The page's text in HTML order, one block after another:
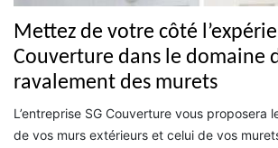
Mettez de votre côté
Couverture dans le domaine
ravalement des murets
L’entreprise SG Couverture vous proposera
de vos murs extérieurs et celui de vos